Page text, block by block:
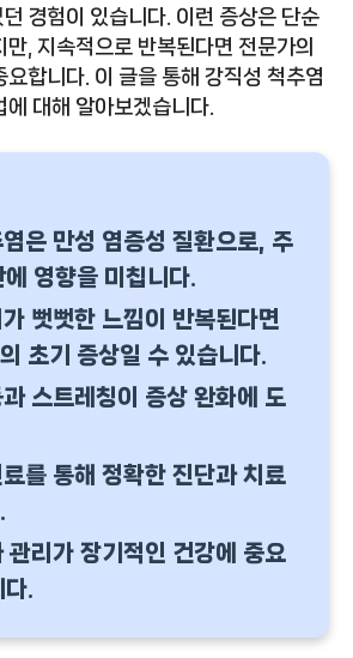
경험이 있습니다. 이런 증상은 단순
, 지속적으로 반복된다면 전문가의
요합니다. 이 글을 통해 강직성 척추염
대해 알아보겠습니다.
은 만성 염증성 질환으로, 주
영향을 미칩니다.
뻣뻣한 느낌이 반복된다면
초기 증상일 수 있습니다.
스트레칭이 증상 완화에 도
를 통해 정확한 진단과 치료
관리가 장기적인 건강에 중요
다.